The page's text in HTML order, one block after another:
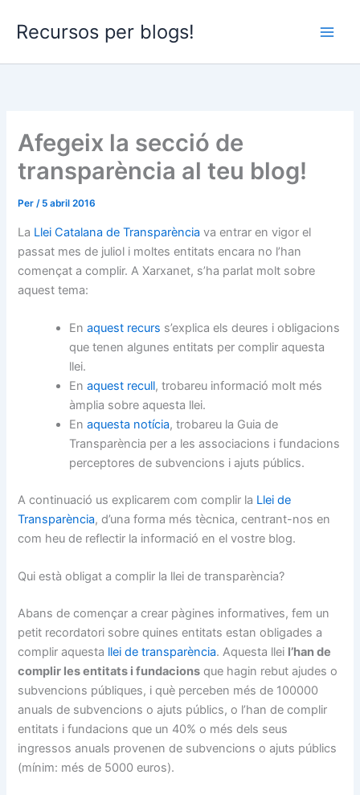
Recursos per blogs!
Afegeix la secció de
transparència al teu blog!
Per / 5 abril 2016
La Llei Catalana de Transparència va entrar en vigor el
passat mes de juliol i moltes entitats encara no l’han
començat a complir. A Xarxanet, s’ha parlat molt sobre
aquest tema:
Enaquest recurs s’explica els deures i obligacions
que tenen algunes entitats per complir aquesta
llei.
Enaquest recull, trobareu informació molt més
àmplia sobre aquesta llei.
Enaquesta notícia, trobareu la Guia de
Transparència per a les associacions i fundacions
perceptores de subvencions i ajuts públics.
A continuació us explicarem com complir la Llei de
Transparència, d’una forma més tècnica, centrant-nos en
com heu de reflectir la informació en el vostre blog.
Qui està obligat a complir la llei de transparència?
Abans de començar a crear pàgines informatives, fem un
petit recordatori sobre quines entitats estan obligades a
complir aquesta llei de transparència. Aquesta llei l’han de
complir les entitats i fundacions que hagin rebut ajudes o
subvencions públiques, i què perceben més de 100000
anuals de subvencions o ajuts públics, o l’han de complir
entitats i fundacions que un 40% o més dels seus
ingressos anuals provenen de subvencions o ajuts públics
(mínim: més de 5000 euros).